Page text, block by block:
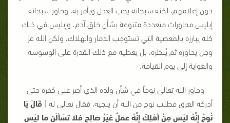
دون إعلامهم، لكنه سبحانه يحب العدل ويأمر به، وحاور سبحانه
إبليس محاورات متعددة متنوعة بشأن خلق آدم، وإبليس في ذلك
كله يبارزه بالمعصية التي تستوجب الدمار والهلاك، ولكن الله عز
وجل يحاوره ثم يُنظره، بل يعطيه مع ذلك القدرة على الوسوسة
والغواية إلى يوم القيامة.
وحاور الله تعالى نوحاً في شأن ولده الذي أصر على كفره حتى
أدركه الغرق فطلب نوح من الله أن ينجيه، فقال تعالى له ] قَالَ يَا
نُوحُ إِنَّهُ لَيْسَ مِنْ أَهْلِكَ إِنَّهُ عَمَلٌ غَيْرُ صَالِحٍ فَلا تَسْأَلْنِ مَا لَيْسَ